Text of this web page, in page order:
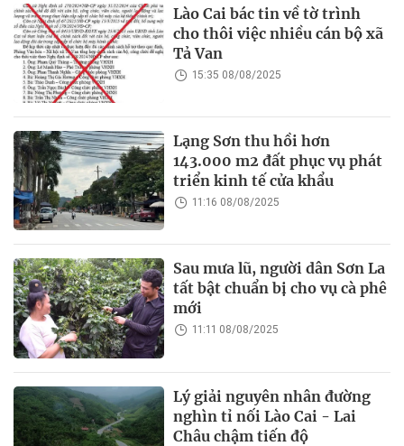
Lào Cai bác tin về tờ trình
cho thôi việc nhiều cán bộ xã
Tả Van
15:35 08/08/2025
Lạng Sơn thu hồi hơn
143.000 m2 đất phục vụ phát
triển kinh tế cửa khẩu
11:16 08/08/2025
Sau mưa lũ, người dân Sơn La
tất bật chuẩn bị cho vụ cà phê
mới
11:11 08/08/2025
Lý giải nguyên nhân đường
nghìn tỉ nối Lào Cai - Lai
Châu chậm tiến độ